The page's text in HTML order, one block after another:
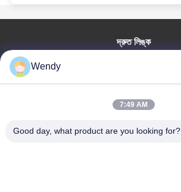
দ্রুত লিঙ্ক
ভিআর শো
Wendy
7:49 AM
Good day, what product are you looking for?